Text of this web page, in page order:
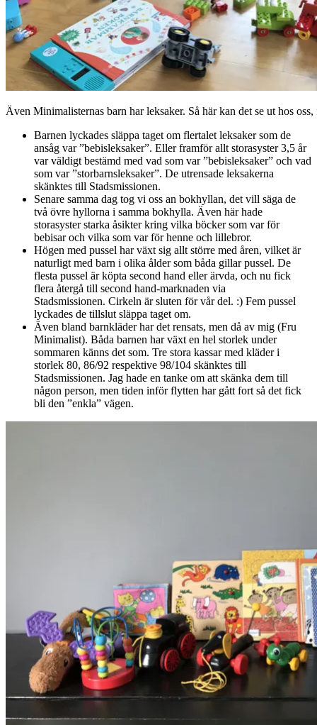
Även Minimalisternas barn har leksaker. Så här kan det se ut hos
Barnen lyckades släppa taget om flertalet leksaker som de
ansåg var ”bebisleksaker”. Eller framför allt storasyster 3,5 år
var väldigt bestämd med vad som var ”bebisleksaker” och vad
som var ”storbarnsleksaker”. De utrensade leksakerna
skänktes till Stadsmissionen.
Senare samma dag tog vi oss an bokhyllan, det vill säga de
två övre hyllorna i samma bokhylla. Även här hade
storasyster starka åsikter kring vilka böcker som var för
bebisar och vilka som var för henne och lillebror.
Högen med pussel har växt sig allt större med åren, vilket är
naturligt med barn i olika ålder som båda gillar pussel. De
flesta pussel är köpta second hand eller ärvda, och nu fick
flera återgå till second hand-marknaden via
Stadsmissionen. Cirkeln är sluten för vår del. :) Fem pussel
lyckades de tillslut släppa taget om.
Även bland barnkläder har det rensats, men då av mig (Fru
Minimalist). Båda barnen har växt en hel storlek under
sommaren känns det som. Tre stora kassar med kläder i
storlek 80, 86/92 respektive 98/104 skänktes till
Stadsmissionen. Jag hade en tanke om att skänka dem till
någon person, men tiden inför flytten har gått fort så det fick
bli den ”enkla” vägen.